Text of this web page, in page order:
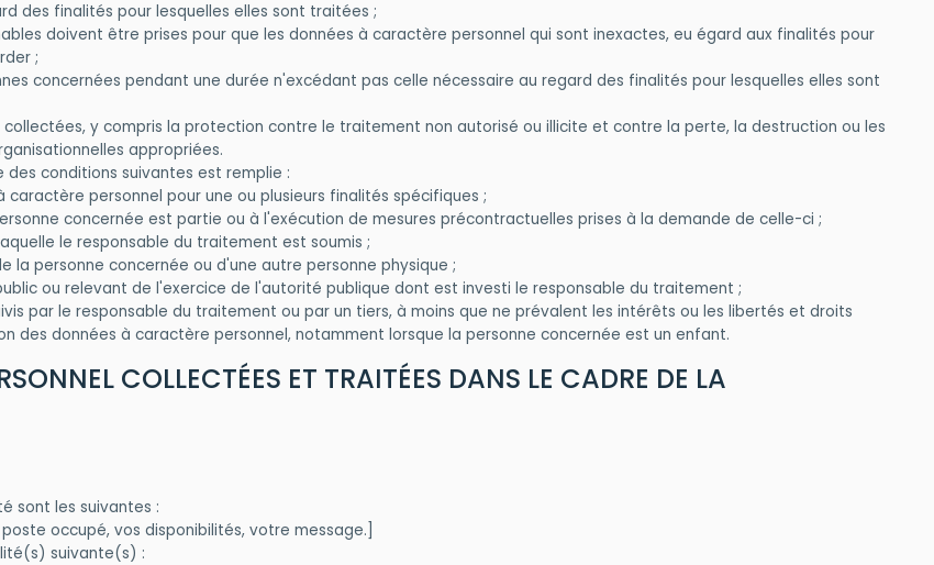
des finalités pour lesquelles elles sont traitées ;
doivent être prises pour que les données à caractère personnel qui sont inexactes, eu égard aux finalités pour
;
concernées pendant une durée n'excédant pas celle nécessaire au regard des finalités pour lesquelles elles sont
y compris la protection contre le traitement non autorisé ou illicite et contre la perte, la destruction ou les
appropriées.
conditions suivantes est remplie :
personnel pour une ou plusieurs finalités spécifiques ;
concernée est partie ou à l'exécution de mesures précontractuelles prises à la demande de celle-ci ;
le responsable du traitement est soumis ;
personne concernée ou d'une autre personne physique ;
ou relevant de l'exercice de l'autorité publique dont est investi le responsable du traitement ;
par le responsable du traitement ou par un tiers, à moins que ne prévalent les intérêts ou les libertés et droits
des données à caractère personnel, notamment lorsque la personne concernée est un enfant.
COLLECTÉES ET TRAITÉES DANS LE CADRE DE LA
sont les suivantes :
occupé, vos disponibilités, votre message.]
suivante(s) :